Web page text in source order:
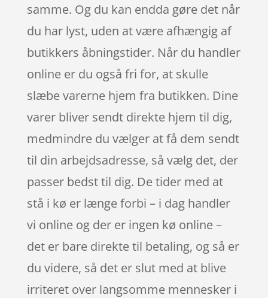
samme. Og du kan endda gøre det når
du har lyst, uden at være afhængig af
butikkers åbningstider. Når du handler
online er du også fri for, at skulle
slæbe varerne hjem fra butikken. Dine
varer bliver sendt direkte hjem til dig,
medmindre du vælger at få dem sendt
til din arbejdsadresse, så vælg det, der
passer bedst til dig. De tider med at
stå i kø er længe forbi – i dag handler
vi online og der er ingen kø online –
det er bare direkte til betaling, og så er
du videre, så det er slut med at blive
irriteret over langsomme mennesker i